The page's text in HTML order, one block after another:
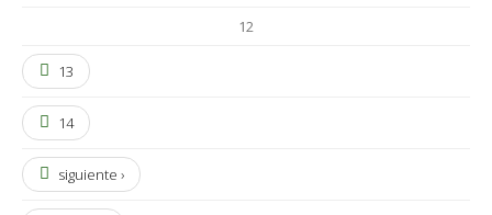
12
13
14
siguiente ›